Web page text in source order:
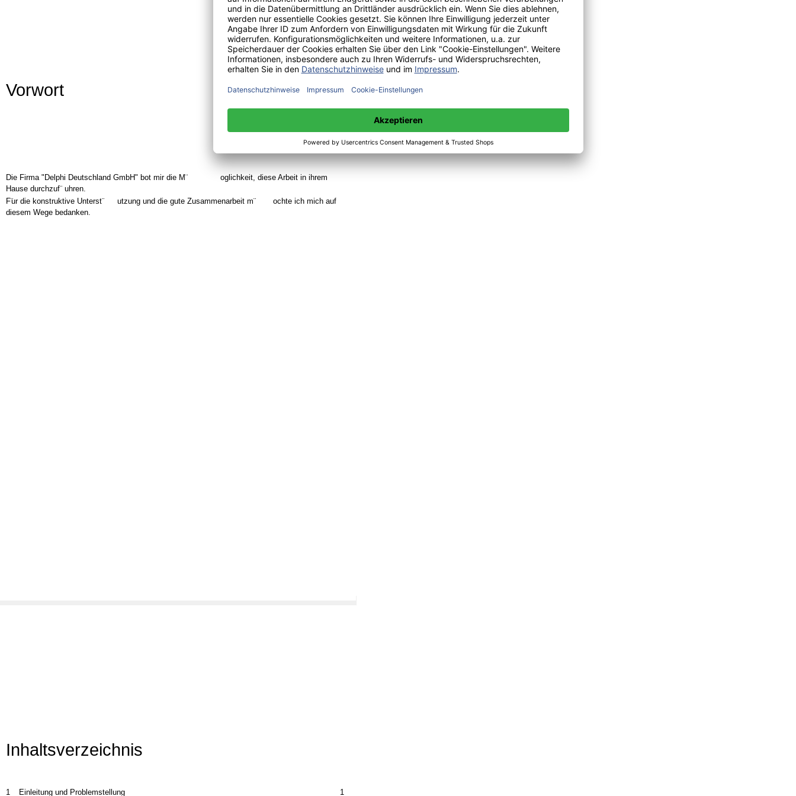
Vorwort
Die Firma "Delphi Deutschland GmbH" bot mir die M¨
oglichkeit, diese Arbeit in ihrem
Hause durchzuf¨ uhren.
F¨ur die konstruktive Unterst¨ utzung und die gute Zusammenarbeit m¨
ochte ich mich auf
diesem Wege bedanken.
Inhaltsverzeichnis
1 Einleitung und Problemstellung 1